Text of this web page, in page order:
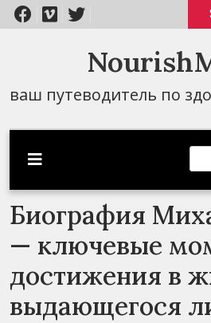
Перейти
к
ваш путеводитель по
Биография
— ключевые
достижения в
выдающегося